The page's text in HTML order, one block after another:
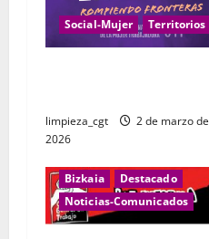
Social-Mujer Territorios
limpieza_cgt
2 de marzo de
2026
Bizkaia
Destacado
Noticias-Comunicados